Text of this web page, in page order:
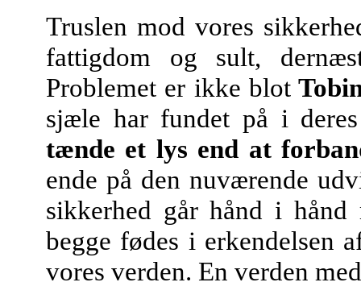
Truslen mod vores
fattigdom og sult,
Problemet er ikke blot
sjæle har fundet på i
tænde et lys end at
ende på den nuværende
sikkerhed går hånd i
begge fødes i erkendelsen
vores verden. En verden